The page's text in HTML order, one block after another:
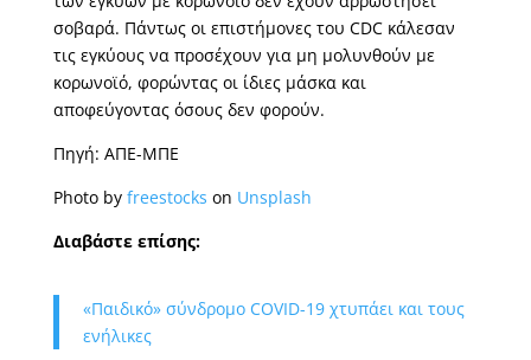
σοβαρά. Πάντως οι επιστήμονες του CDC κάλεσαν
τις εγκύους να προσέχουν για μη μολυνθούν με
κορωνοϊό, φορώντας οι ίδιες μάσκα και
αποφεύγοντας όσους δεν φορούν.
Πηγή: ΑΠΕ-ΜΠΕ
Photo by freestocks on Unsplash
Διαβάστε επίσης:
«Παιδικό» σύνδρομο COVID-19 χτυπάει και τους
ενήλικες